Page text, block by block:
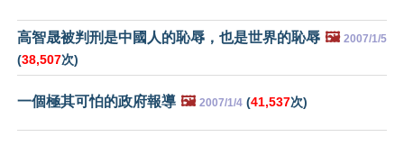
高智晟被判刑是中國人的恥辱，也是世界的恥辱 🖼️ 2007/1/5
(38,507次)
一個極其可怕的政府報導 🖼️ 2007/1/4 (41,537次)